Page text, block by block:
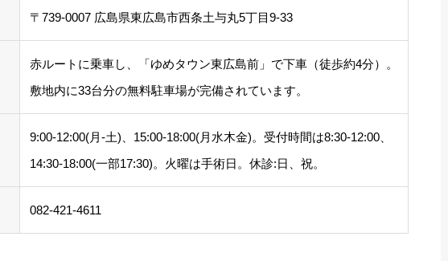
〒739-0007 広島県東広島市西条土与丸5丁目9-33
赤ルートに乗車し、「ゆめタウン東広島前」で下車（徒歩約4分）。
敷地内に33台分の無料駐車場が完備されています。
9:00-12:00(月-土)、15:00-18:00(月水木金)。受付時間は8:30-12:00、
14:30-18:00(一部17:30)。火曜は手術日。休診:日、祝。
082-421-4611